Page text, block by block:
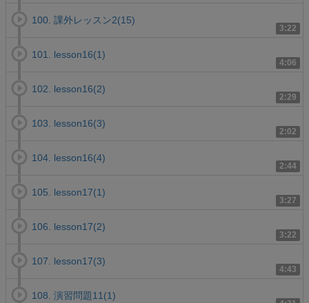
3:22
100. 課外レッスン2(15)
4:06
101. lesson16(1)
2:29
102. lesson16(2)
2:02
103. lesson16(3)
2:44
104. lesson16(4)
3:27
105. lesson17(1)
3:22
106. lesson17(2)
4:43
107. lesson17(3)
108. 演習問題11(1)